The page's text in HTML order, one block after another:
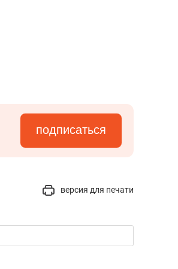
подписаться
версия для печати